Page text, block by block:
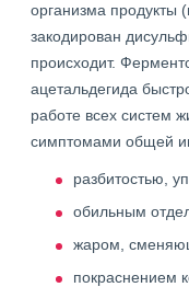
организма продукты
закодирован
происходит.
ацетальдегида
работе всех систем
симптомами общей
разбитостью,
обильным
жаром,
покраснением